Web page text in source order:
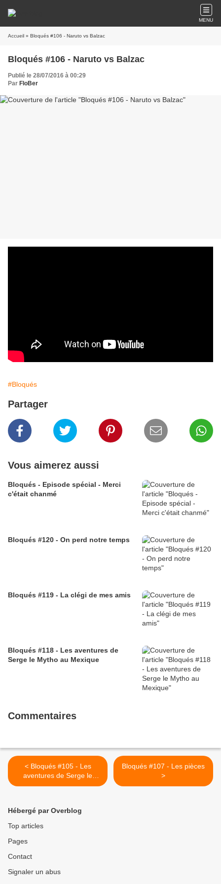
MENU
Accueil » Bloqués #106 - Naruto vs Balzac
Bloqués #106 - Naruto vs Balzac
Publié le 28/07/2016 à 00:29
Par FloBer
#Bloqués
Partager
Vous aimerez aussi
Bloqués - Episode spécial - Merci
c'était chanmé
Bloqués #120 - On perd notre temps
Bloqués #119 - La clégi de mes amis
Bloqués #118 - Les aventures de
Serge le Mytho au Mexique
Commentaires
< Bloqués #105 - Les
aventures de Serge le
mytho et la petite amie
Bloqués #107 - Les pièces
>
Hébergé par Overblog
Top articles
Pages
Contact
Signaler un abus